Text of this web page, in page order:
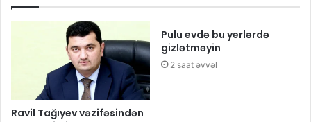
Ravil Tağıyev vəzifəsindən
Pulu evdə bu yerlərdə
gizlətməyin
2 saat əvvəl